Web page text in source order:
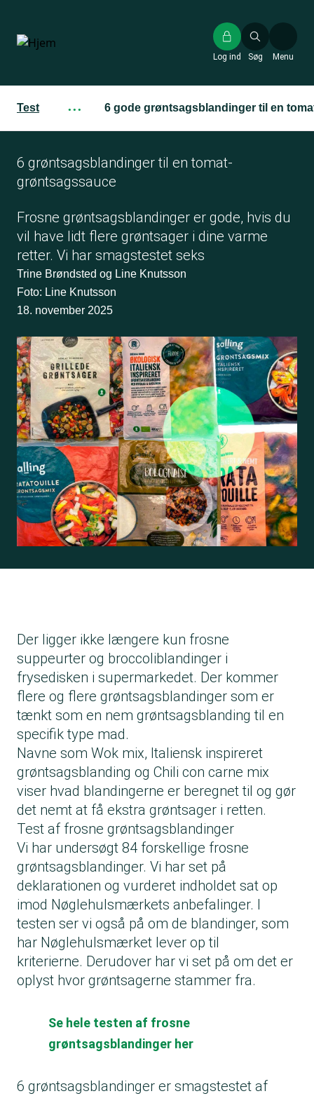
hovedindhold
Søg
Log ind Menu
Test ··· 6 gode grøntsagsblandinger til en
6 grøntsagsblandinger til en tomat-
grøntsagssauce
Frosne grøntsagsblandinger er gode, hvis du
vil have lidt flere grøntsager i dine varme
retter. Vi har smagstestet seks
Trine Brøndsted og Line Knutsson
Foto: Line Knutsson
18. november 2025
Der ligger ikke længere kun frosne
suppeurter og broccoliblandinger i
frysedisken i supermarkedet. Der kommer
flere og flere grøntsagsblandinger som er
tænkt som en nem grøntsagsblanding til en
specifik type mad.
Navne som Wok mix, Italiensk inspireret
grøntsagsblanding og Chili con carne mix
viser hvad blandingerne er beregnet til og gør
det nemt at få ekstra grøntsager i retten.
Test af frosne grøntsagsblandinger
Vi har undersøgt 84 forskellige frosne
grøntsagsblandinger. Vi har set på
deklarationen og vurderet indholdet sat op
imod Nøglehulsmærkets anbefalinger. I
testen ser vi også på om de blandinger, som
har Nøglehulsmærket lever op til
kriterierne. Derudover har vi set på om det er
oplyst hvor grøntsagerne stammer fra.
Se hele testen af frosne
grøntsagsblandinger her
6 grøntsagsblandinger er smagstestet af